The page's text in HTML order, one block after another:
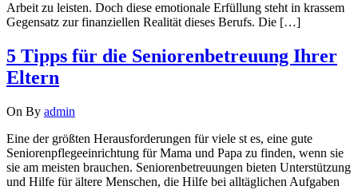
Arbeit zu leisten. Doch diese emotionale Erfüllung steht in krassem
Gegensatz zur finanziellen Realität dieses Berufs. Die […]
5 Tipps für die Seniorenbetreuung Ihrer
Eltern
On By admin
Eine der größten Herausforderungen für viele st es, eine gute
Seniorenpflegeeinrichtung für Mama und Papa zu finden, wenn sie
sie am meisten brauchen. Seniorenbetreuungen bieten Unterstützung
und Hilfe für ältere Menschen, die Hilfe bei alltäglichen Aufgaben